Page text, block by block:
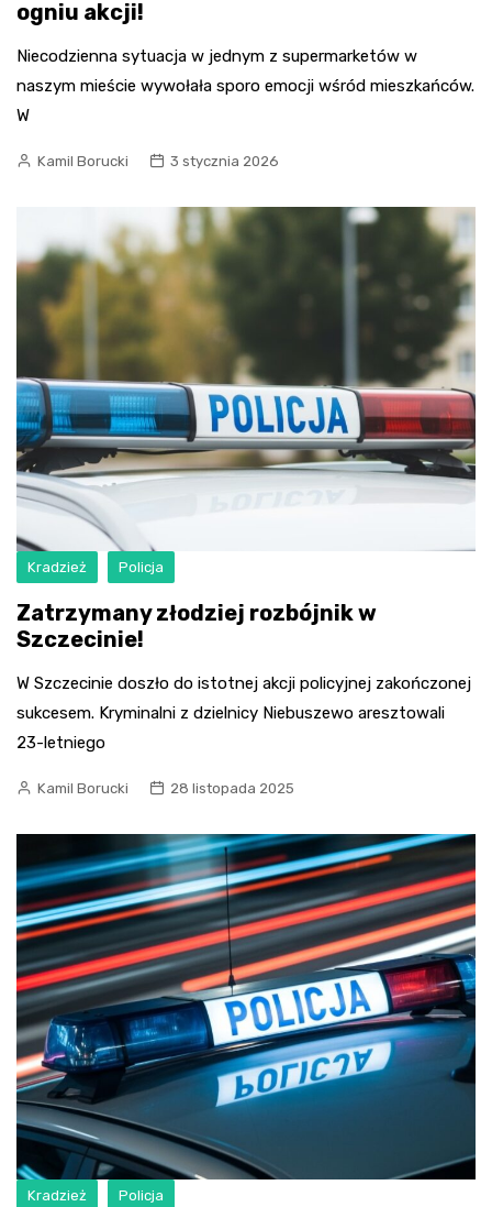
ogniu akcji!
Niecodzienna sytuacja w jednym z supermarketów w
naszym mieście wywołała sporo emocji wśród mieszkańców.
W
Kamil Borucki 3 stycznia 2026
Kradzież Policja
Zatrzymany złodziej rozbójnik w
Szczecinie!
W Szczecinie doszło do istotnej akcji policyjnej zakończonej
sukcesem. Kryminalni z dzielnicy Niebuszewo aresztowali
23-letniego
Kamil Borucki 28 listopada 2025
Kradzież Policja